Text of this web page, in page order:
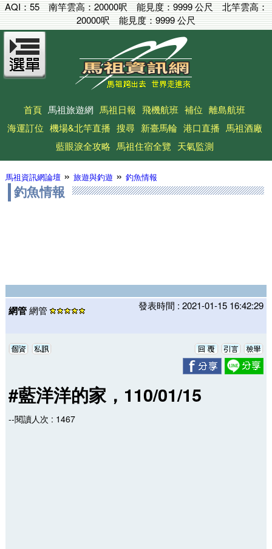
AQI：55 南竿雲高：20000呎能見度：9999 公尺北竿雲高：
20000呎能見度：9999 公尺
首頁 馬祖旅遊網 馬祖日報 飛機航班 補位 離島航班
海運訂位 機場&北竿直播 搜尋 新臺馬輪 港口直播 馬祖酒廠
藍眼淚全攻略 馬祖住宿全覽 天氣監測
馬祖資訊網論壇» 旅遊與釣遊» 釣魚情報
釣魚情報
網管網管 發表時間 : 2021-01-15 16:42:29
#藍洋洋的家，110/01/15
--閱讀人次 : 1467